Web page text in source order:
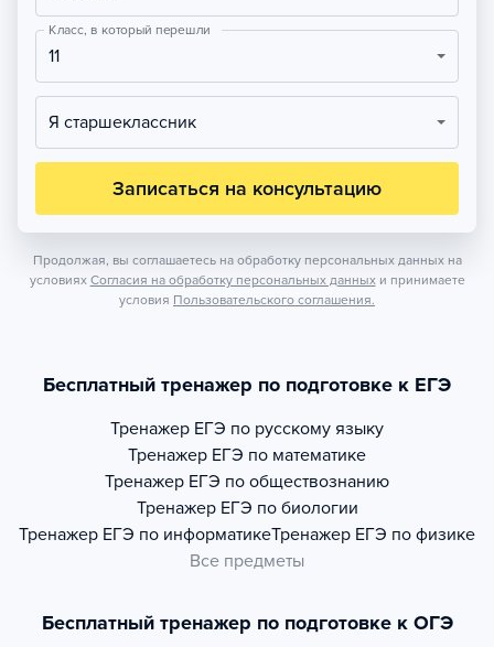
Класс, в который перешли
11
Я старшеклассник
Записаться на консультацию
Продолжая, вы соглашаетесь на обработку персональных данных на
условиях Согласия на обработку персональных данных и принимаете
условия Пользовательского соглашения.
Бесплатный тренажер по подготовке к ЕГЭ
Тренажер ЕГЭ по русскому языку
Тренажер ЕГЭ по математике
Тренажер ЕГЭ по обществознанию
Тренажер ЕГЭ по биологии
Тренажер ЕГЭ по информатикеТренажер ЕГЭ по физике
Все предметы
Бесплатный тренажер по подготовке к ОГЭ